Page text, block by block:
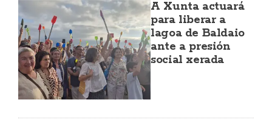
A Xunta actuará
para liberar a
lagoa de Baldaio
ante a presión
social xerada